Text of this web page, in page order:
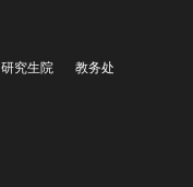
研究生院 教务处